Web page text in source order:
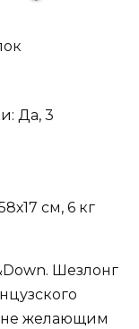
Да, 3
см, 6 кг
Шезлонг
не желающим